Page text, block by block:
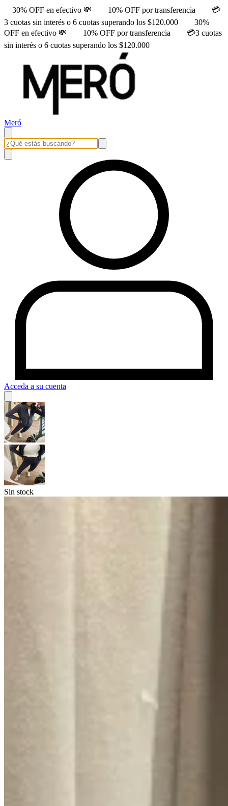
30% OFF en efectivo 💸 10% OFF por transferencia
💳
3 cuotas sin interés o 6 cuotas superando los $120.000
30%
OFF en efectivo 💸
10% OFF por transferencia
💳3 cuotas
sin interés o 6 cuotas superando los $120.000
Meró
Acceda a su cuenta
Sin stock